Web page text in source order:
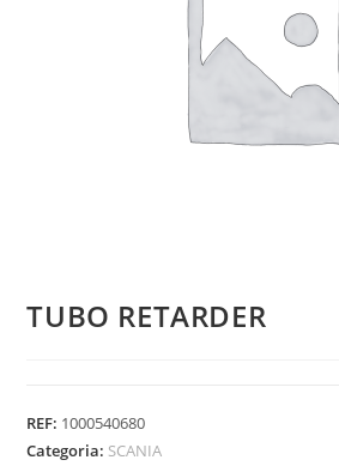
TUBO RETARDER
REF: 1000540680
Categoria: SCANIA